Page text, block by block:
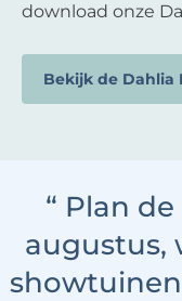
download onze
Bekijk de Dahlia
“ Plan
augustus,